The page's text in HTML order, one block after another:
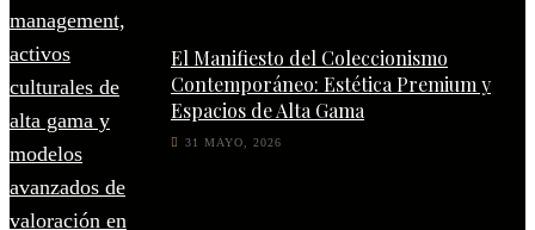
El Manifiesto del Coleccionismo
Contemporáneo: Estética Premium y
Espacios de Alta Gama
31 MAYO, 2026